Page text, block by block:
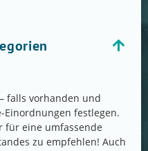
falls vorhanden und
Einordnungen festlegen.
für eine umfassende
zu empfehlen! Auch